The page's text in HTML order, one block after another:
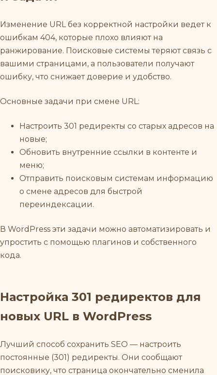
Изменение URL без корректной настройки ведет к
ошибкам 404, которые плохо влияют на
ранжирование. Поисковые системы теряют связь с
вашими страницами, а пользователи получают
ошибку, что снижает доверие и удобство.
Основные задачи при смене URL:
Настроить 301 редиректы со старых адресов на
новые;
Обновить внутренние ссылки в контенте и
меню;
Отправить поисковым системам информацию
о смене адресов для быстрой
переиндексации.
В WordPress эти задачи можно автоматизировать и
упростить с помощью плагинов и собственного
кода.
Настройка 301 редиректов для
новых URL в WordPress
Лучший способ сохранить SEO — настроить
постоянные (301) редиректы. Они сообщают
поисковику, что страница окончательно сменила